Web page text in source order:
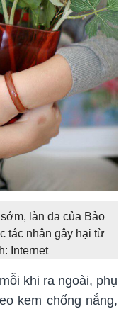
làn da của Bảo
tác nhân gây hại từ
Internet
khi ra ngoài, phụ
kem chống nắng,